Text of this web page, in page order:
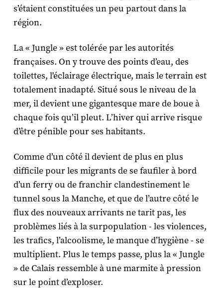
s’étaient constituées un peu partout dans la
région.
La « Jungle » est tolérée par les autorités
françaises. On y trouve des points d’eau, des
toilettes, l'éclairage électrique, mais le terrain est
totalement inadapté. Situé sous le niveau de la
mer, il devient une gigantesque mare de boue à
chaque fois qu’il pleut. L’hiver qui arrive risque
d’être pénible pour ses habitants.
Comme d’un côté il devient de plus en plus
difficile pour les migrants de se faufiler à bord
d’un ferry ou de franchir clandestinement le
tunnel sous la Manche, et que de l’autre côté le
flux des nouveaux arrivants ne tarit pas, les
problèmes liés à la surpopulation - les violences,
les trafics, l’alcoolisme, le manque d’hygiène - se
multiplient. Plus le temps passe, plus la « Jungle
» de Calais ressemble à une marmite à pression
sur le point d’exploser.